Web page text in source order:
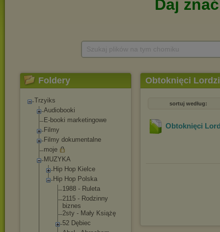
Foldery
Trzyiks
Audiobooki
E-booki marketingowe
Filmy
Filmy dokumentalne
moje
MUZYKA
Hip Hop Kielce
Hip Hop Polska
1988 - Ruleta
2115 - Rodzinny
biznes
2sty - Mały Książę
52 Dębiec
Obtoknięci
sortuj według:
Obtoknięci